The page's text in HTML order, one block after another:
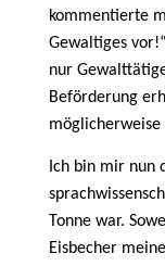
kommentierte
Gewaltiges
nur
Beförderung
möglicherweise
Ich bin mir nun
Tonne war.
Eisbecher